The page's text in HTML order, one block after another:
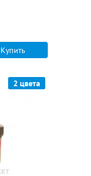
Купить
2 цвета